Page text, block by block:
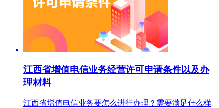
江西省增值电信业务经营许可申请条件以及办
理材料
江西省增值电信业务要怎么进行办理？需要满足什么样